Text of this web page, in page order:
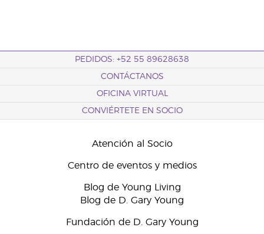
PEDIDOS: +52 55 89628638
CONTÁCTANOS
OFICINA VIRTUAL
CONVIÉRTETE EN SOCIO
Atención al Socio
Centro de eventos y medios
Blog de Young Living
Blog de D. Gary Young
Fundación de D. Gary Young